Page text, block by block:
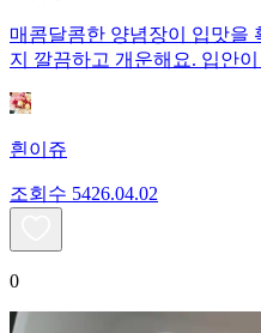
매콤달콤한 양념장이 입맛을
지 깔끔하고 개운해요. 입안
흰이쥬
조회수 5426.04.02
0